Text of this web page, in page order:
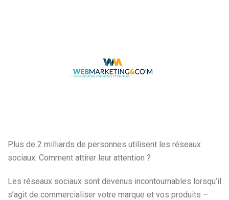
Plus de 2 milliards de personnes utilisent les réseaux
sociaux. Comment attirer leur attention ?
Les réseaux sociaux sont devenus incontournables lorsqu’il
s’agit de commercialiser votre marque et vos produits –